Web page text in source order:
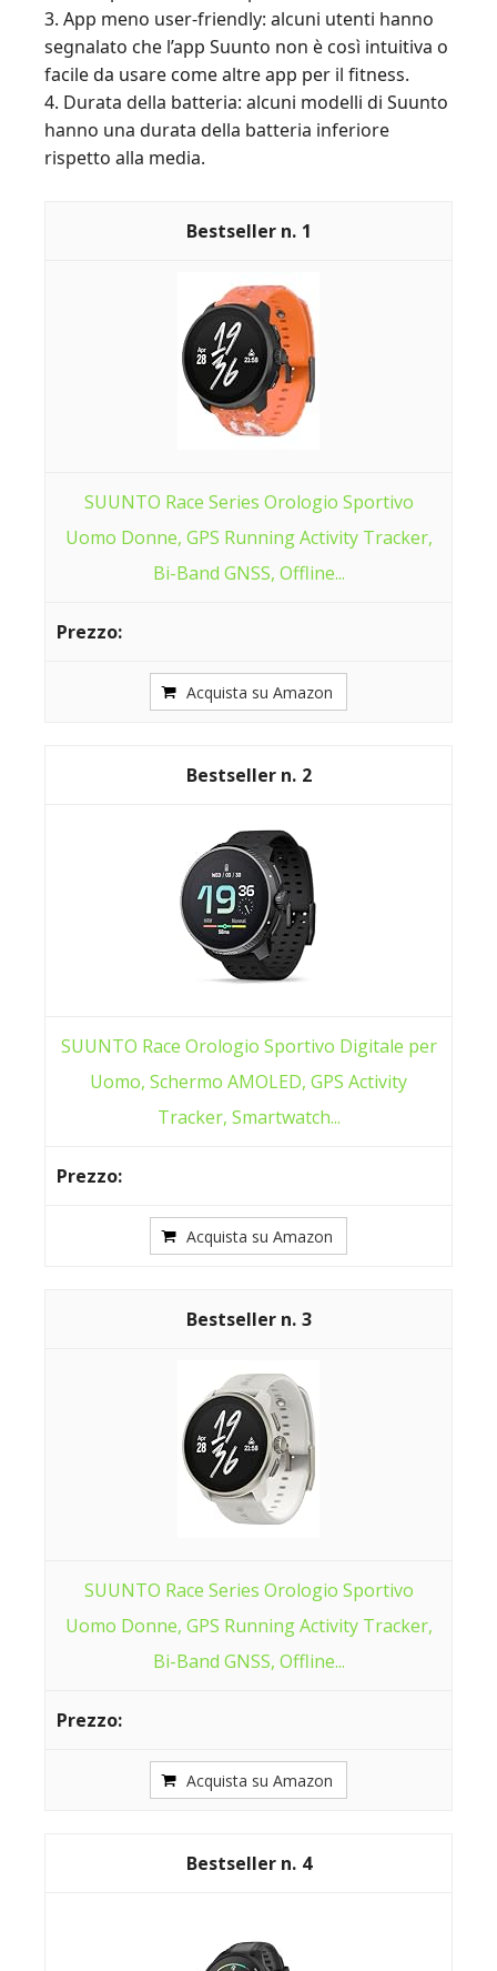
3. App meno user-friendly: alcuni utenti hanno
segnalato che l’app Suunto non è così intuitiva o
facile da usare come altre app per il fitness.
4. Durata della batteria: alcuni modelli di Suunto
hanno una durata della batteria inferiore
rispetto alla media.
1
SUUNTO Race Series Orologio Sportivo
Uomo Donne, GPS Running Activity Tracker,
Bi-Band GNSS, Offline...
Acquista su Amazon
2
SUUNTO Race Orologio Sportivo Digitale per
Uomo, Schermo AMOLED, GPS Activity
Tracker, Smartwatch...
Acquista su Amazon
3
SUUNTO Race Series Orologio Sportivo
Uomo Donne, GPS Running Activity Tracker,
Bi-Band GNSS, Offline...
Acquista su Amazon
4